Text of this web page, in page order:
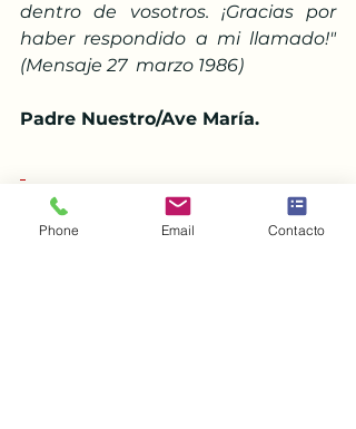
dentro de vosotros. ¡Gracias por
haber respondido a mi llamado!"
(Mensaje 27  marzo 1986)
Padre Nuestro/Ave María.
VII. SÉPTIMA ESTACIÓN: Jesús
cae por segunda vez
Phone Email Contacto